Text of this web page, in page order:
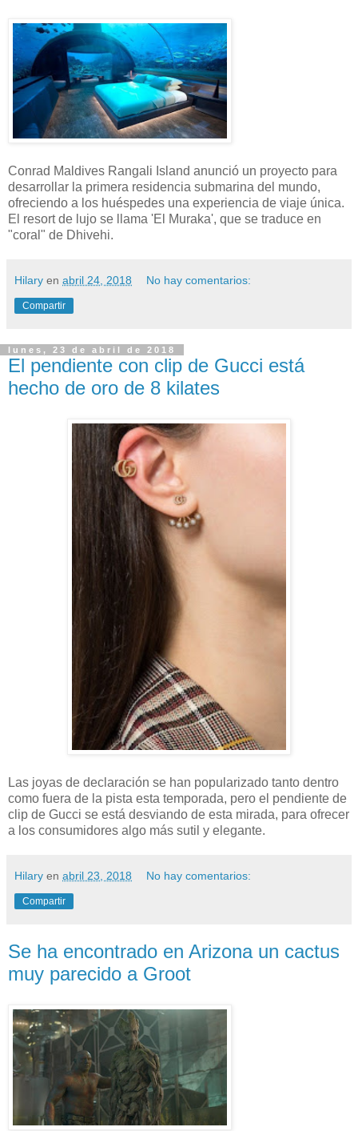
Conrad Maldives Rangali Island anunció un proyecto para
desarrollar la primera residencia submarina del mundo,
ofreciendo a los huéspedes una experiencia de viaje única.
El resort de lujo se llama 'El Muraka', que se traduce en
"coral" de Dhivehi.
Hilary en abril 24, 2018 No hay comentarios:
Compartir
lunes, 23 de abril de 2018
El pendiente con clip de Gucci está
hecho de oro de 8 kilates
Las joyas de declaración se han popularizado tanto dentro
como fuera de la pista esta temporada, pero el pendiente de
clip de Gucci se está desviando de esta mirada, para ofrecer
a los consumidores algo más sutil y elegante.
Hilary en abril 23, 2018 No hay comentarios:
Compartir
Se ha encontrado en Arizona un cactus
muy parecido a Groot